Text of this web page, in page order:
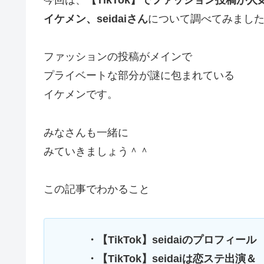
イケメン、seidaiさんについて調べてみまし
ファッションの投稿がメインで
プライベートな部分が謎に包まれている
イケメンです。
みなさんも一緒に
みていきましょう＾＾
この記事でわかること
・【TikTok】seidaiのプロフィール
・【TikTok】seidaiは恋ステ出演＆